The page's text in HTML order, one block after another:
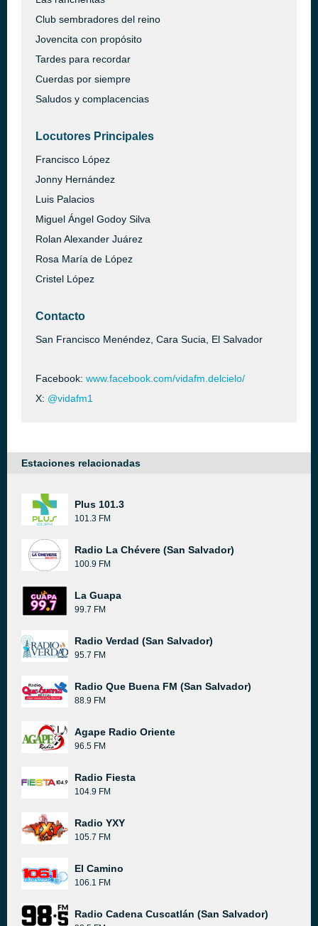
Club sembradores del reino
Jovencita con propósito
Tardes para recordar
Cuerdas por siempre
Saludos y complacencias
Locutores Principales
Francisco López
Jonny Hernández
Luis Palacios
Miguel Ángel Godoy Silva
Rolan Alexander Juárez
Rosa María de López
Cristel López
Contacto
San Francisco Menéndez, Cara Sucia, El Salvador
Facebook: www.facebook.com/vidafm.delcielo/
X: @vidafm1
Estaciones relacionadas
Plus 101.3
101.3 FM
Radio La Chévere (San Salvador)
100.9 FM
La Guapa
99.7 FM
Radio Verdad (San Salvador)
95.7 FM
Radio Que Buena FM (San Salvador)
88.9 FM
Agape Radio Oriente
96.5 FM
Radio Fiesta
104.9 FM
Radio YXY
105.7 FM
El Camino
106.1 FM
Radio Cadena Cuscatlán (San Salvador)